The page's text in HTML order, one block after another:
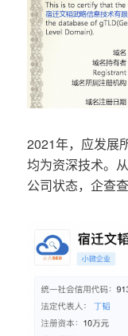
2021年，应发展
均为资深技术。
公司状态，企查查